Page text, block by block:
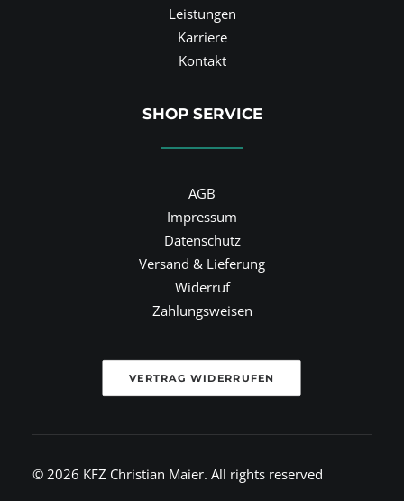
Leistungen
Karriere
Kontakt
SHOP SERVICE
AGB
Impressum
Datenschutz
Versand & Lieferung
Widerruf
Zahlungsweisen
VERTRAG WIDERRUFEN
© 2026 KFZ Christian Maier. All rights reserved